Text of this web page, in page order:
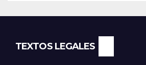
TEXTOS LEGALES